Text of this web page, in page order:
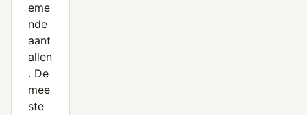
eme
nde
aant
allen
. De
mee
ste